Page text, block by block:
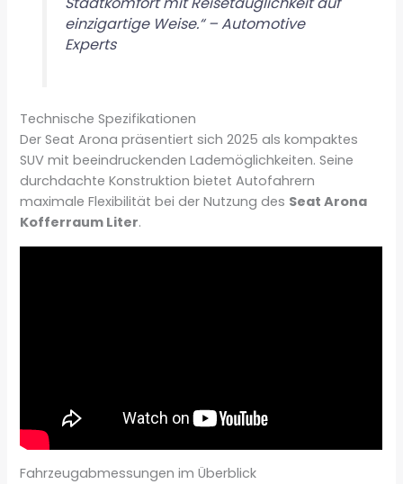
einzigartige Weise.“ – Automotive
Experts
Technische Spezifikationen
Der Seat Arona präsentiert sich 2025 als kompaktes
SUV mit beeindruckenden Lademöglichkeiten. Seine
durchdachte Konstruktion bietet Autofahrern
maximale Flexibilität bei der Nutzung des Seat Arona
Kofferraum Liter.
Fahrzeugabmessungen im Überblick